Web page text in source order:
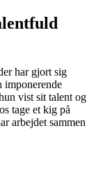
har gjort sig
vist sit talent og
tage et kig på
arbejdet sammen